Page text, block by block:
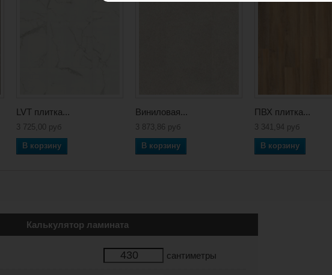
LVT плитка...
3 725,00 руб
В корзину
Виниловая...
3 873,86 руб
В корзину
ПВХ плитка...
3 341,94 руб
В корзину
Калькулятор ламината
сантиметры